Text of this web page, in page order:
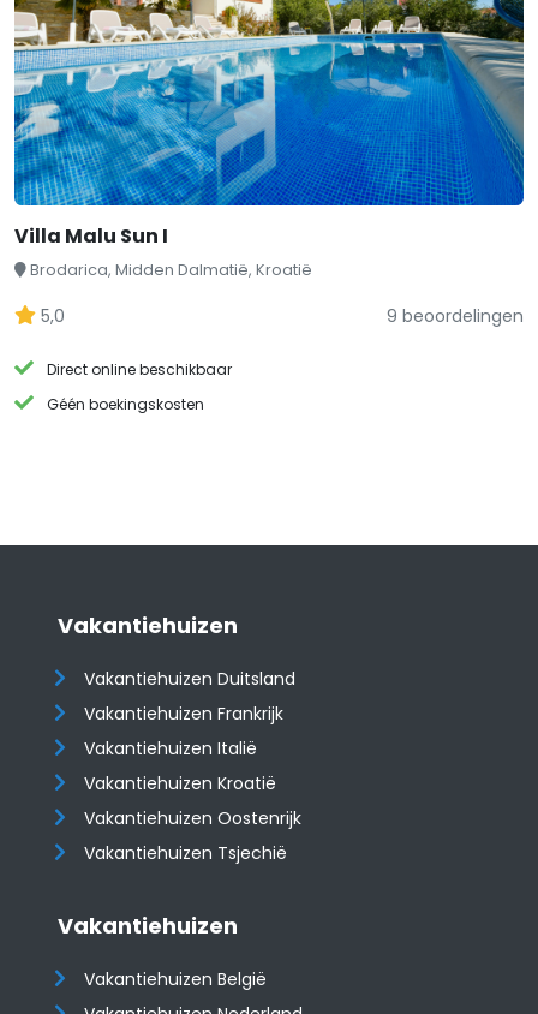
Villa Malu Sun I
Brodarica, Midden Dalmatië, Kroatië
5,0 9 beoordelingen
Direct online beschikbaar
Géén boekingskosten
Vakantiehuizen
Vakantiehuizen Duitsland
Vakantiehuizen Frankrijk
Vakantiehuizen Italië
Vakantiehuizen Kroatië
​​​​​​​Vakantiehuizen Oostenrijk
Vakantiehuizen Tsjechië
Vakantiehuizen
Vakantiehuizen België